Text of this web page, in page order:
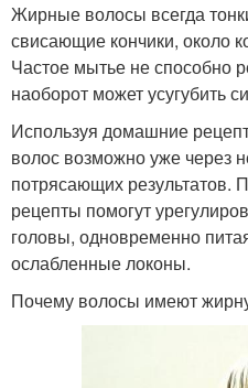
Жирные волосы всегда
свисающие кончики, около
Частое мытье не способно
наоборот может усугубить
Используя домашние
волос возможно уже через
потрясающих результатов.
рецепты помогут
головы, одновременно
ослабленные локоны.
Почему волосы имеют